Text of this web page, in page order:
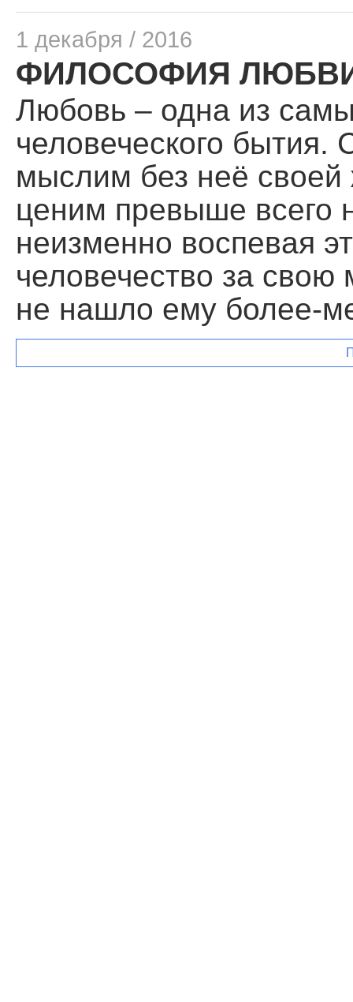
1 декабря / 2016
ФИЛОСОФИЯ
Любовь – одна из
человеческого
мыслим без неё
ценим превыше всего
неизменно воспевая
человечество за свою
не нашло ему бо­лее-